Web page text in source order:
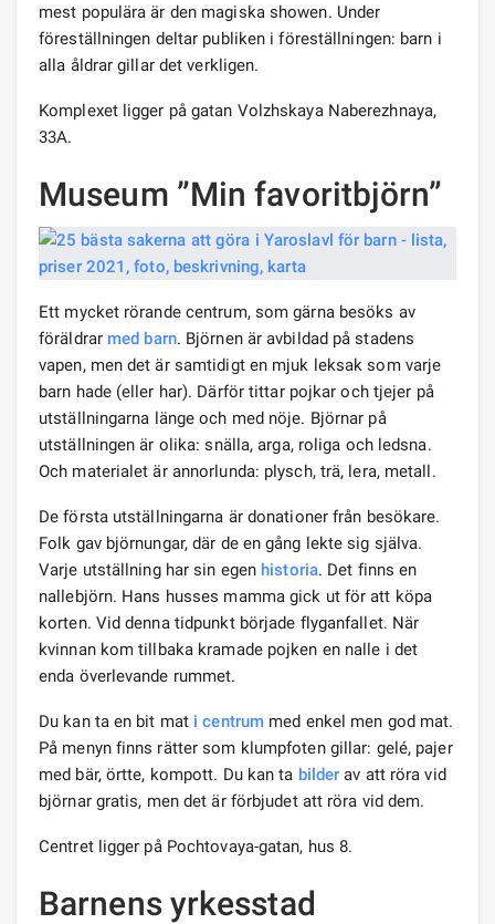
mest populära är den magiska showen. Under
föreställningen deltar publiken i föreställningen: barn i
alla åldrar gillar det verkligen.
Komplexet ligger på gatan Volzhskaya Naberezhnaya,
33A.
Museum ”Min favoritbjörn”
Ett mycket rörande centrum, som gärna besöks av
föräldrar med barn. Björnen är avbildad på stadens
vapen, men det är samtidigt en mjuk leksak som varje
barn hade (eller har). Därför tittar pojkar och tjejer på
utställningarna länge och med nöje. Björnar på
utställningen är olika: snälla, arga, roliga och ledsna.
Och materialet är annorlunda: plysch, trä, lera, metall.
De första utställningarna är donationer från besökare.
Folk gav björnungar, där de en gång lekte sig själva.
Varje utställning har sin egen historia. Det finns en
nallebjörn. Hans husses mamma gick ut för att köpa
korten. Vid denna tidpunkt började flyganfallet. När
kvinnan kom tillbaka kramade pojken en nalle i det
enda överlevande rummet.
Du kan ta en bit mat i centrum med enkel men god mat.
På menyn finns rätter som klumpfoten gillar: gelé, pajer
med bär, örtte, kompott. Du kan ta bilder av att röra vid
björnar gratis, men det är förbjudet att röra vid dem.
Centret ligger på Pochtovaya-gatan, hus 8.
Barnens yrkesstad